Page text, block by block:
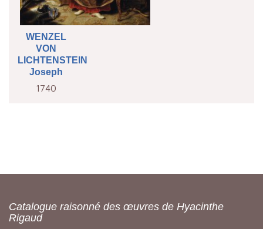
WENZEL
VON
LICHTENSTEIN
Joseph
1740
Catalogue raisonné des œuvres de Hyacinthe
Rigaud